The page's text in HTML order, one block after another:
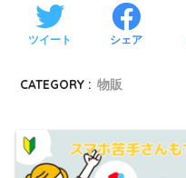
ツイート シェア
CATEGORY : 物販